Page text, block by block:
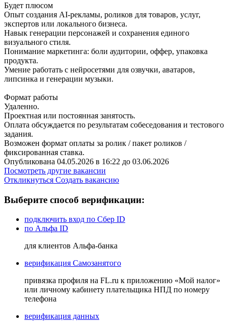
Будет плюсом
Опыт создания AI-рекламы, роликов для товаров, услуг,
экспертов или локального бизнеса.
Навык генерации персонажей и сохранения единого
визуального стиля.
Понимание маркетинга: боли аудитории, оффер, упаковка
продукта.
Умение работать с нейросетями для озвучки, аватаров,
липсинка и генерации музыки.
Формат работы
Удаленно.
Проектная или постоянная занятость.
Оплата обсуждается по результатам собеседования и тестового
задания.
Возможен формат оплаты за ролик / пакет роликов /
фиксированная ставка.
Опубликована 04.05.2026 в 16:22 до 03.06.2026
Посмотреть другие вакансии
Откликнуться Создать вакансию
Выберите способ верификации:
подключить вход по Сбер ID
по Альфа ID
для клиентов Альфа-банка
верификация Самозанятого
привязка профиля на FL.ru к приложению «Мой налог»
или личному кабинету плательщика НПД по номеру
телефона
верификация данных